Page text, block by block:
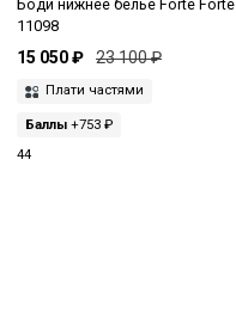
Боди нижнее белье Forte Forte
11098
15 050 ₽ 23 100 ₽
Плати частями
Баллы +753 ₽
44